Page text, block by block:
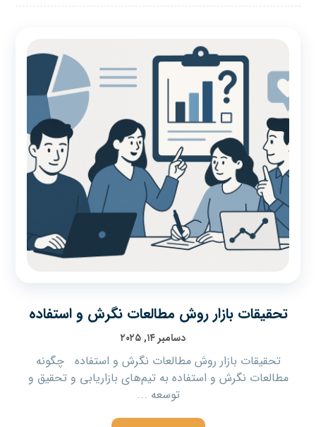
تحقیقات بازار روش مطالعات نگرش و استفاده
دسامبر ۱۴, ۲۰۲۵
تحقیقات بازار روش مطالعات نگرش و استفاده چگونه
مطالعات نگرش و استفاده به تیم‌های بازاریابی و تحقیق و
توسعه ...